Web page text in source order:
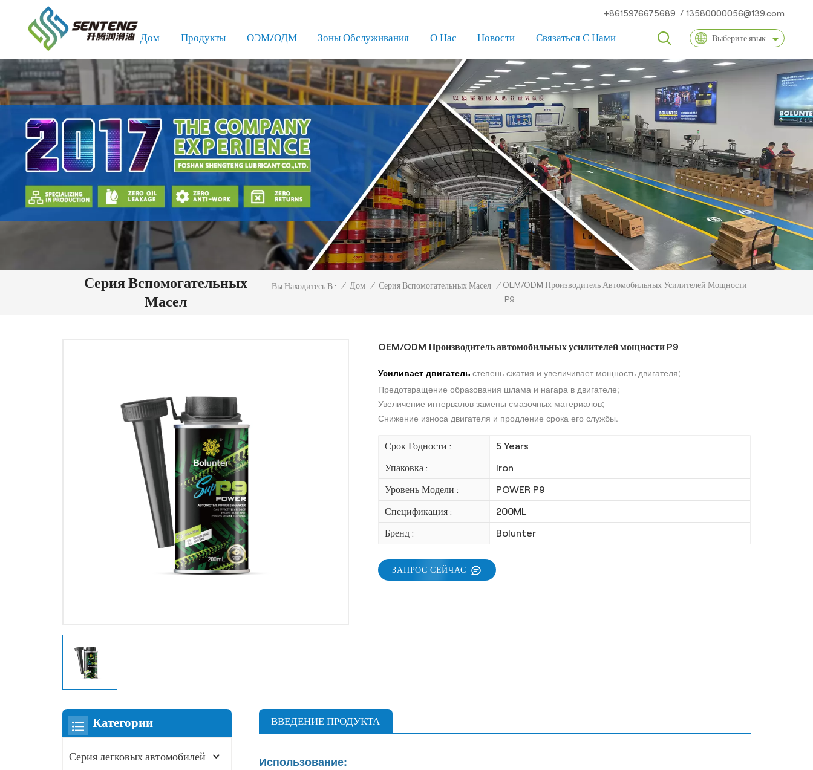
+8615976675689 / 13580000056@139.com
Дом Продукты ОЭМ/ОДМ Зоны Обслуживания О Нас Новости Связаться С Нами Выберите язык
Серия Вспомогательных
Масел
Вы Находитесь В : / Дом / Серия Вспомогательных Масел / OEM/ODM Производитель Автомобильных Усилителей Мощности
P9
OEM/ODM Производитель автомобильных усилителей мощности P9
Усиливает двигатель степень сжатия и увеличивает мощность двигателя;
Предотвращение образования шлама и нагара в двигателе;
Увеличение интервалов замены смазочных материалов;
Снижение износа двигателя и продление срока его службы.
Срок Годности : 5 Years
Упаковка : Iron
Уровень Модели : POWER P9
Спецификация : 200ML
Бренд : Bolunter
ЗАПРОС СЕЙЧАС
ВВЕДЕНИЕ ПРОДУКТА
Использование:
Категории
Серия легковых автомобилей